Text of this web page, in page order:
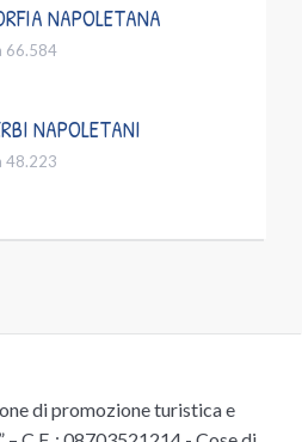
NAPOLETANA
66.584
NAPOLETANI
48.223
di promozione turistica e